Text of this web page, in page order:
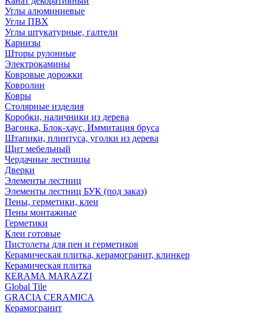
Углы алюминиевые
Углы ПВХ
Углы штукатурные, галтели
Карнизы
Шторы рулонные
Электрокамины
Ковровые дорожки
Ковролин
Ковры
Столярные изделия
Коробки, наличники из дерева
Вагонка, Блок-хаус, Иммитация бруса
Штапики, плинтуса, уголки из дерева
Щит мебельный
Чердачные лестницы
Дверки
Элементы лестниц
Элементы лестниц БУК (под заказ)
Пены, герметики, клеи
Пены монтажные
Герметики
Клеи готовые
Пистолеты для пен и герметиков
Керамическая плитка, керамогранит, клинкер
Керамическая плитка
КЕRАМА MARAZZI
Global Tile
GRACIA CERAMICA
Керамогранит